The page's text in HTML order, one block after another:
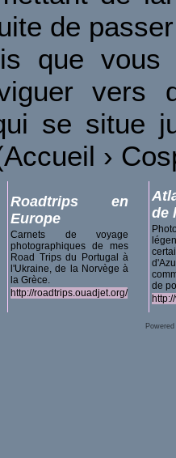
de
que vous
vers
se situe
›
Roadtrips en
Europe
Carnets de voyage
photographiques de mes
Road Trips du Portugal à
l'Ukraine, de la Norvège à
la Grèce.
http://roadtrips.ouadjet.org/
de
de